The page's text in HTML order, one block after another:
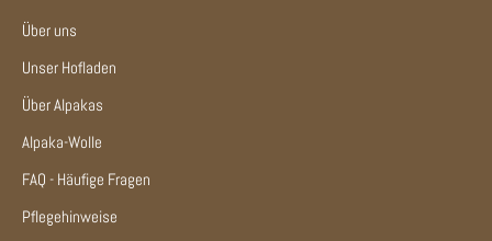
Über uns
Unser Hofladen
Über Alpakas
Alpaka-Wolle
FAQ - Häufige Fragen
Pflegehinweise